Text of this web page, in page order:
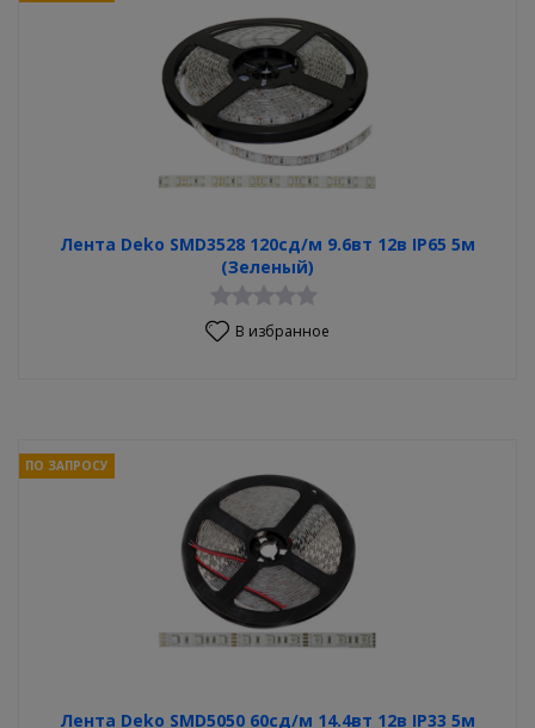
Лента Deko SMD3528 120сд/м 9.6вт 12в IP65 5м
(Зеленый)
В избранное
Лента Deko SMD5050 60сд/м 14.4вт 12в IP33 5м
ПО ЗАПРОСУ